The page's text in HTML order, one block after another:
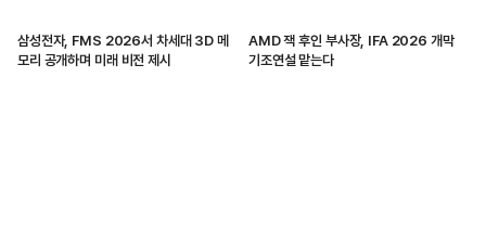
삼성전자, FMS 2026서 차세대 3D 메
모리 공개하며 미래 비전 제시
AMD 잭 후인 부사장, IFA 2026 개막
기조연설 맡는다